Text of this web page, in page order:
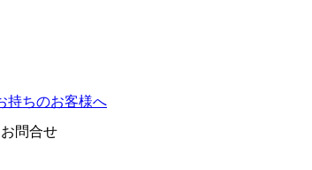
持ちのお客様へ
問合せ